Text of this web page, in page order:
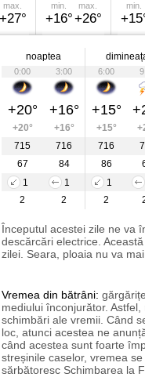
max.
+27°
min.
+16°
max.
+26°
min.
noaptea
0:00 3:00 6:00
+20° +16° +15°
+20° +16° +15°
715
716 716
67
84 86
1
1 1
2
2 2
Începutul acestei zile ne va
descărcări electrice.
zilei. Seara, ploaia nu va
Vremea din bătrâni:
mediului înconjurător.
schimbări ale vremii. Când
loc, atunci acestea ne
când acestea sunt foarte
streșinile caselor, vremea
sărbătoresc Schimbarea la